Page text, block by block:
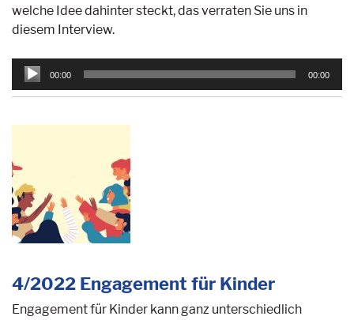
welche Idee dahinter steckt, das verraten Sie uns in
diesem Interview.
Audio-
Player
00:00 00:00
4/2022 Engagement für Kinder
Engagement für Kinder kann ganz unterschiedlich